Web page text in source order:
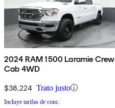
2024 RAM 1500 Laramie Crew
Cab 4WD
$38,224 Trato justo
Incluye tarifas de conc.